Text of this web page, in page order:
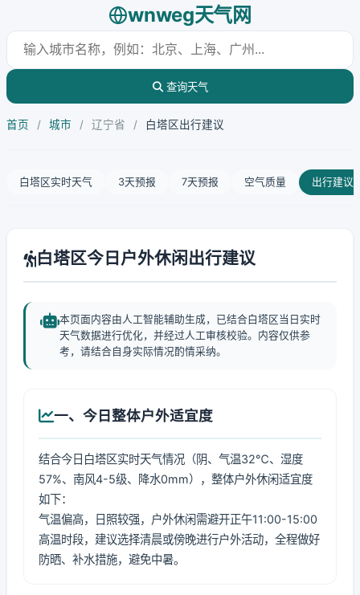
wnweg天气网
查询天气
首页 / 城市 / 辽宁省 / 白塔区出行建议
白塔区实时天气 3天预报 7天预报 空气质量 出行建议
白塔区今日户外休闲出行建议
本页面内容由人工智能辅助生成，已结合白塔区当日实时
天气数据进行优化，并经过人工审核校验。内容仅供参
考，请结合自身实际情况酌情采纳。
一、今日整体户外适宜度
结合今日白塔区实时天气情况（阴、气温32℃、湿度
57%、南风4-5级、降水0mm），整体户外休闲适宜度
如下：
气温偏高，日照较强，户外休闲需避开正午11:00-15:00
高温时段，建议选择清晨或傍晚进行户外活动，全程做好
防晒、补水措施，避免中暑。